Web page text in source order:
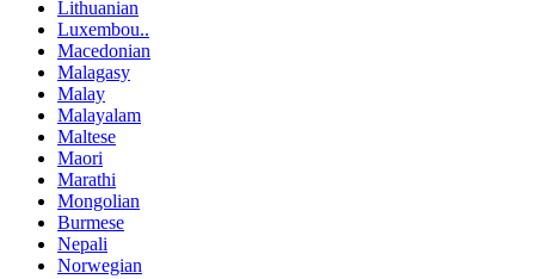
Lithuanian
Luxembou..
Macedonian
Malagasy
Malay
Malayalam
Maltese
Maori
Marathi
Mongolian
Burmese
Nepali
Norwegian